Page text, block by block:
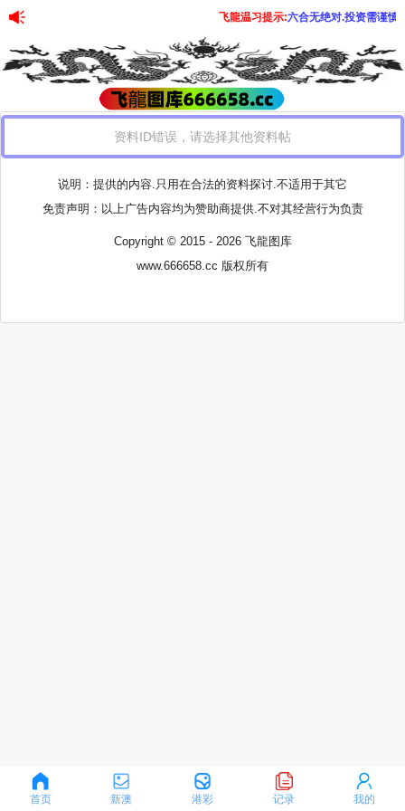
飞龍温习提示:六合无绝对.投资需谨慎.
资料ID错误，请选择其他资料帖
说明：提供的内容.只用在合法的资料探讨.不适用于其它
免责声明：以上广告内容均为赞助商提供.不对其经营行为负责
Copyright © 2015 - 2026 飞龍图库
www.666658.cc 版权所有
首页 新澳 港彩 记录 我的